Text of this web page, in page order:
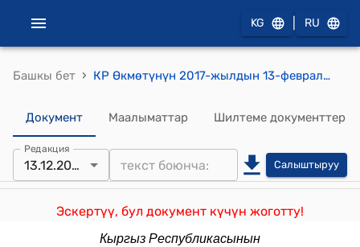
KG RU
Башкы бет › КР Өкмөтүнүн 2017-жылдын 13-февралындагы № 100 "«Кыргыз Республикасынын Салык кодексине өзгөртүүлөрдү киргизүү жөнүндө» Кыргыз Республикасынын Мыйзамынын долбооруна Кыргыз Республикасынын Өкмөтүнүн корутундусу тууралуу" токтому
Документ Маалыматтар Шилтеме документтер
Редакция
13.12.2023 Салыштыруу
Эскертүү, бул документ күчүн жоготту!